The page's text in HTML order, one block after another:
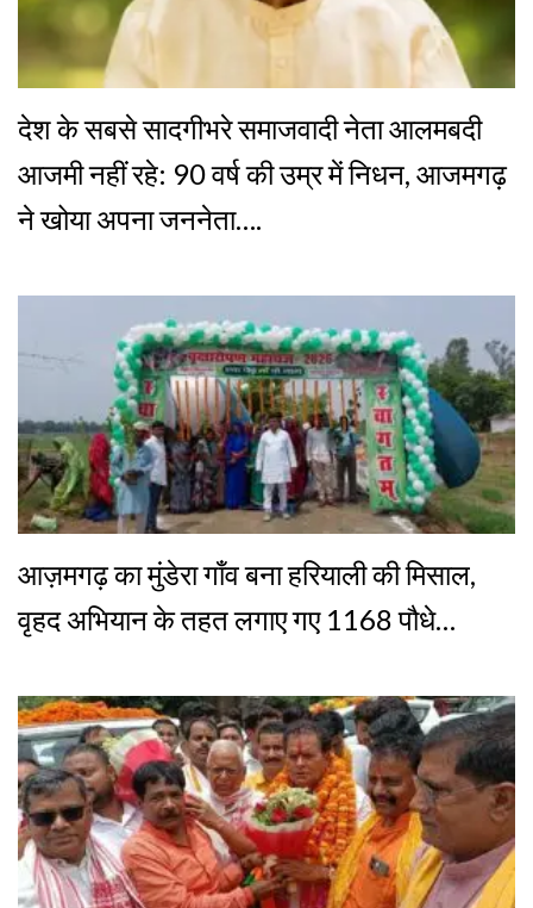
देश के सबसे सादगीभरे समाजवादी नेता आलमबदी
आजमी नहीं रहे: 90 वर्ष की उम्र में निधन, आजमगढ़
ने खोया अपना जननेता….
आज़मगढ़ का मुंडेरा गाँव बना हरियाली की मिसाल,
वृहद अभियान के तहत लगाए गए 1168 पौधे…